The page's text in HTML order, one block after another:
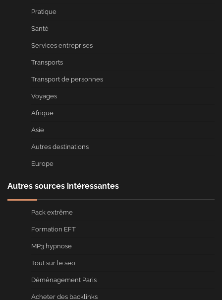
Pratique
Santé
Services entreprises
Transports
Transport de personnes
Voyages
Afrique
Asie
Autres destinations
Europe
Autres sources intéressantes
Pack extrême
Formation EFT
MP3 hypnose
Tout sur le seo
Déménagement Paris
Acheter des backlinks